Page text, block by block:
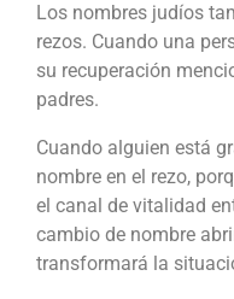
Los nombres judíos
rezos. Cuando una
su recuperación
padres.
Cuando alguien está
nombre en el rezo,
el canal de vitalidad
cambio de nombre
transformará la